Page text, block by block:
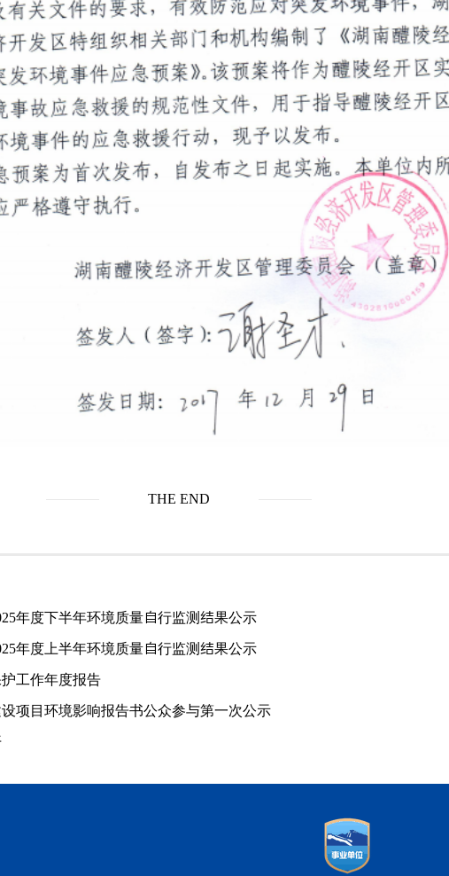
THE END
年度下半年环境质量自行监测结果公示
年度上半年环境质量自行监测结果公示
工作年度报告
项目环境影响报告书公众参与第一次公示